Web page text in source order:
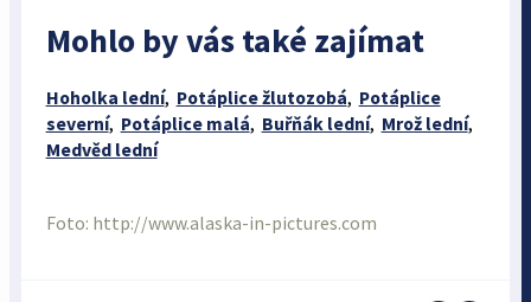
Mohlo by vás také zajímat
Hoholka lední, Potáplice žlutozobá, Potáplice
severní, Potáplice malá, Buřňák lední, Mrož lední,
Medvěd lední
Foto: http://www.alaska-in-pictures.com